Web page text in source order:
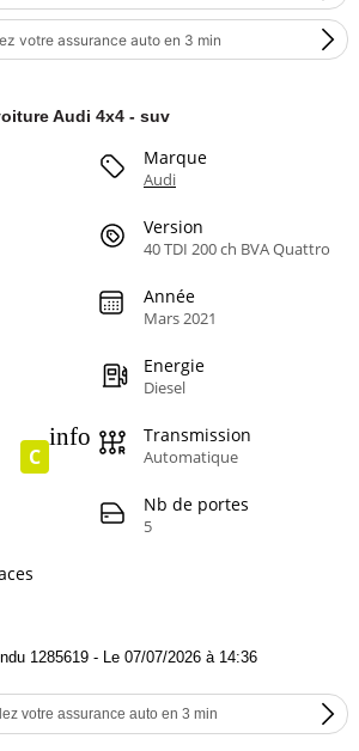
votre assurance auto en 3 min
Audi 4x4 - suv
Marque
Audi
Version
40 TDI 200 ch BVA Quattro
Année
Mars 2021
Energie
Diesel
C
info Transmission
Automatique
Nb de portes
5
1285619 - Le 07/07/2026 à 14:36
votre assurance auto en 3 min